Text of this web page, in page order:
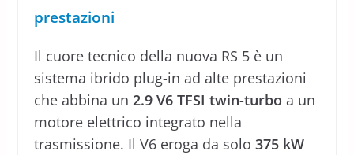
prestazioni
Il cuore tecnico della nuova RS 5 è un
sistema ibrido plug-in ad alte prestazioni
che abbina un 2.9 V6 TFSI twin-turbo a un
motore elettrico integrato nella
trasmissione. Il V6 eroga da solo 375 kW